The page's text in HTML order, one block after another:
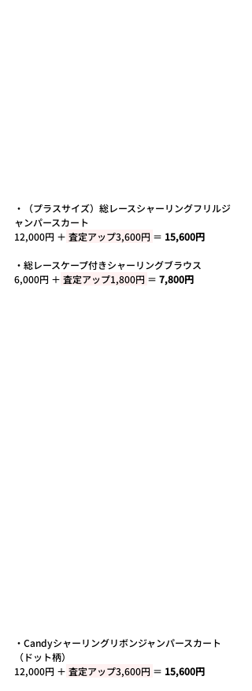
・
（プラスサイズ）総レースシャーリングフリルジ
ャンパースカート
12,000円 ＋ 査定アップ3,600円 ＝ 15,600円
・ 総レースケープ付きシャーリングブラウス
6,000円 ＋ 査定アップ1,800円 ＝ 7,800円
・ Candyシャーリングリボンジャンパースカート
（ドット柄）
12,000円 ＋ 査定アップ3,600円 ＝ 15,600円